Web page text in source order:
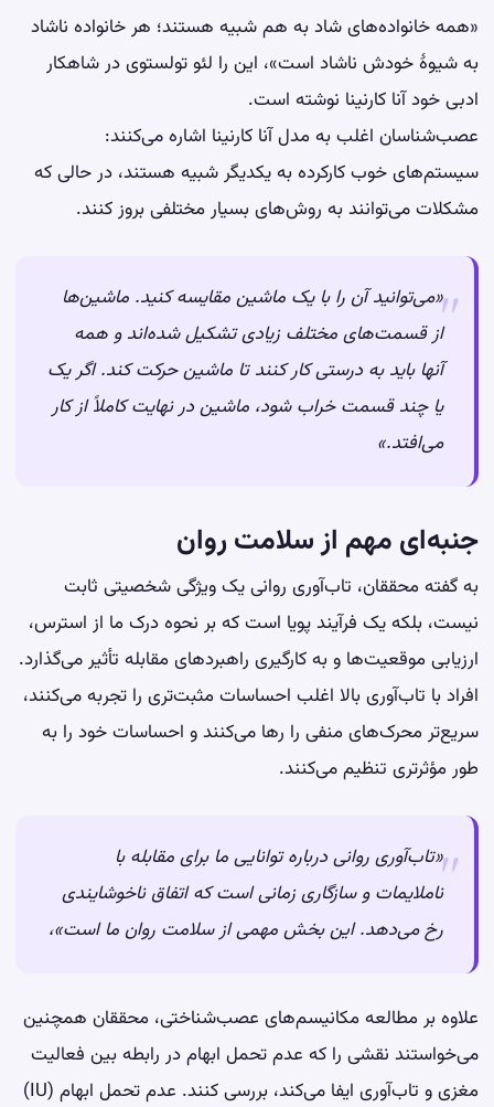
«همه خانواده‌های شاد به هم شبیه هستند؛ هر خانواده ناشاد
به شیوهٔ خودش ناشاد است»، این را لئو تولستوی در شاهکار
ادبی خود آنا کارنینا نوشته است.
عصب‌شناسان اغلب به مدل آنا کارنینا اشاره می‌کنند:
سیستم‌های خوب کارکرده به یکدیگر شبیه هستند، در حالی که
مشکلات می‌توانند به روش‌های بسیار مختلفی بروز کنند.
«می‌توانید آن را با یک ماشین مقایسه کنید. ماشین‌ها
از قسمت‌های مختلف زیادی تشکیل شده‌اند و همه
آنها باید به درستی کار کنند تا ماشین حرکت کند. اگر یک
یا چند قسمت خراب شود، ماشین در نهایت کاملاً از کار
می‌افتد.»
جنبه‌ای مهم از سلامت روان
به گفته محققان، تاب‌آوری روانی یک ویژگی شخصیتی ثابت
نیست، بلکه یک فرآیند پویا است که بر نحوه درک ما از استرس،
ارزیابی موقعیت‌ها و به کارگیری راهبردهای مقابله تأثیر می‌گذارد.
افراد با تاب‌آوری بالا اغلب احساسات مثبت‌تری را تجربه می‌کنند،
سریع‌تر محرک‌های منفی را رها می‌کنند و احساسات خود را به
طور مؤثرتری تنظیم می‌کنند.
«تاب‌آوری روانی درباره توانایی ما برای مقابله با
ناملایمات و سازگاری زمانی است که اتفاق ناخوشایندی
رخ می‌دهد. این بخش مهمی از سلامت روان ما است»،
علاوه بر مطالعه مکانیسم‌های عصب‌شناختی، محققان همچنین
می‌خواستند نقشی را که عدم تحمل ابهام در رابطه بین فعالیت
مغزی و تاب‌آوری ایفا می‌کند، بررسی کنند. عدم تحمل ابهام (IU)